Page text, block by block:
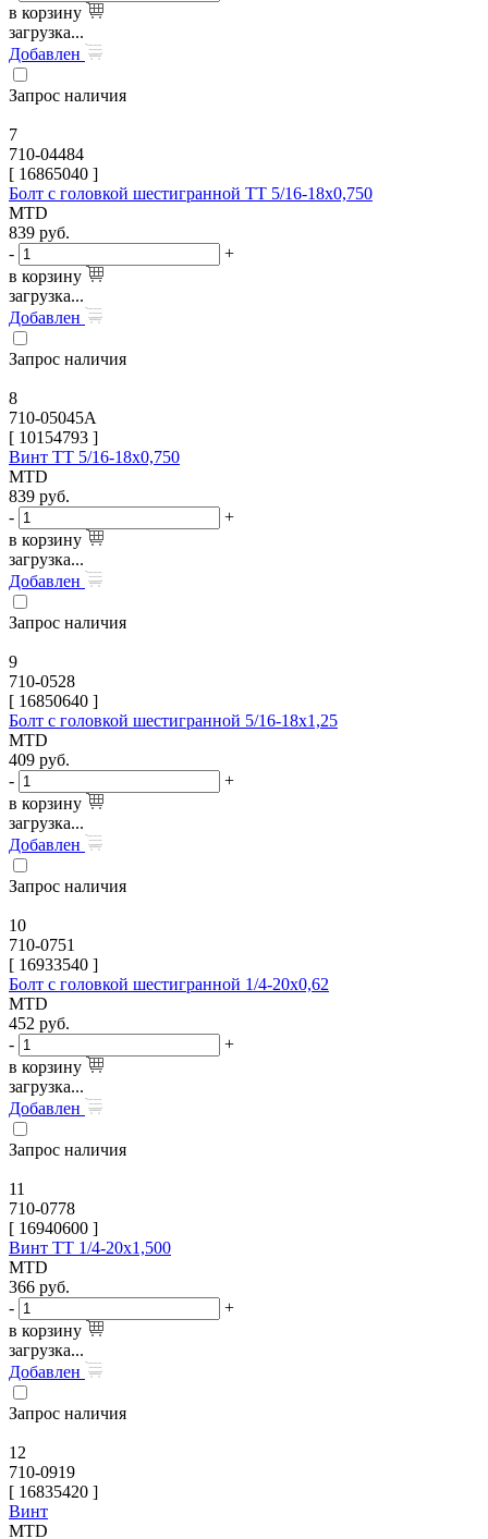
в корзину
загрузка...
Добавлен
Запрос наличия
7
710-04484
[ 16865040 ]
Болт с головкой шестигранной TT 5/16-18х0,750
MTD
839 руб.
-
+
в корзину
загрузка...
Добавлен
Запрос наличия
8
710-05045A
[ 10154793 ]
Винт TT 5/16-18х0,750
MTD
839 руб.
-
+
в корзину
загрузка...
Добавлен
Запрос наличия
9
710-0528
[ 16850640 ]
Болт с головкой шестигранной 5/16-18х1,25
MTD
409 руб.
-
+
в корзину
загрузка...
Добавлен
Запрос наличия
10
710-0751
[ 16933540 ]
Болт с головкой шестигранной 1/4-20х0,62
MTD
452 руб.
-
+
в корзину
загрузка...
Добавлен
Запрос наличия
11
710-0778
[ 16940600 ]
Винт TT 1/4-20х1,500
MTD
366 руб.
-
+
в корзину
загрузка...
Добавлен
Запрос наличия
12
710-0919
[ 16835420 ]
Винт
MTD